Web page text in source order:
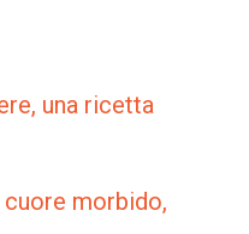
una ricetta
morbido,